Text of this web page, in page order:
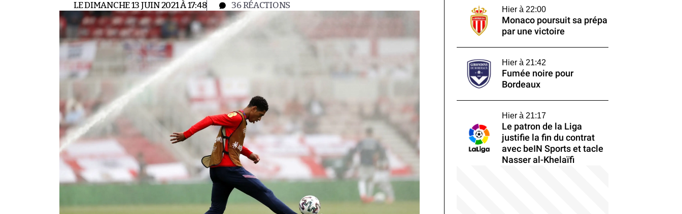
LE DIMANCHE 13 JUIN 2021 À 17:48 36RÉACTIONS Hier à 22:00
Monaco poursuit sa prépa
par une victoire
Hier à 21:42
Fumée noire pour
Bordeaux
Hier à 21:17
Le patron de la Liga
justifie la fin du contrat
avec beIN Sports et tacle
Nasser al-Khelaïfi